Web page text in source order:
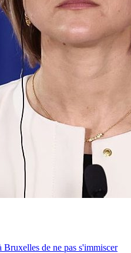
de ne pas s'immiscer